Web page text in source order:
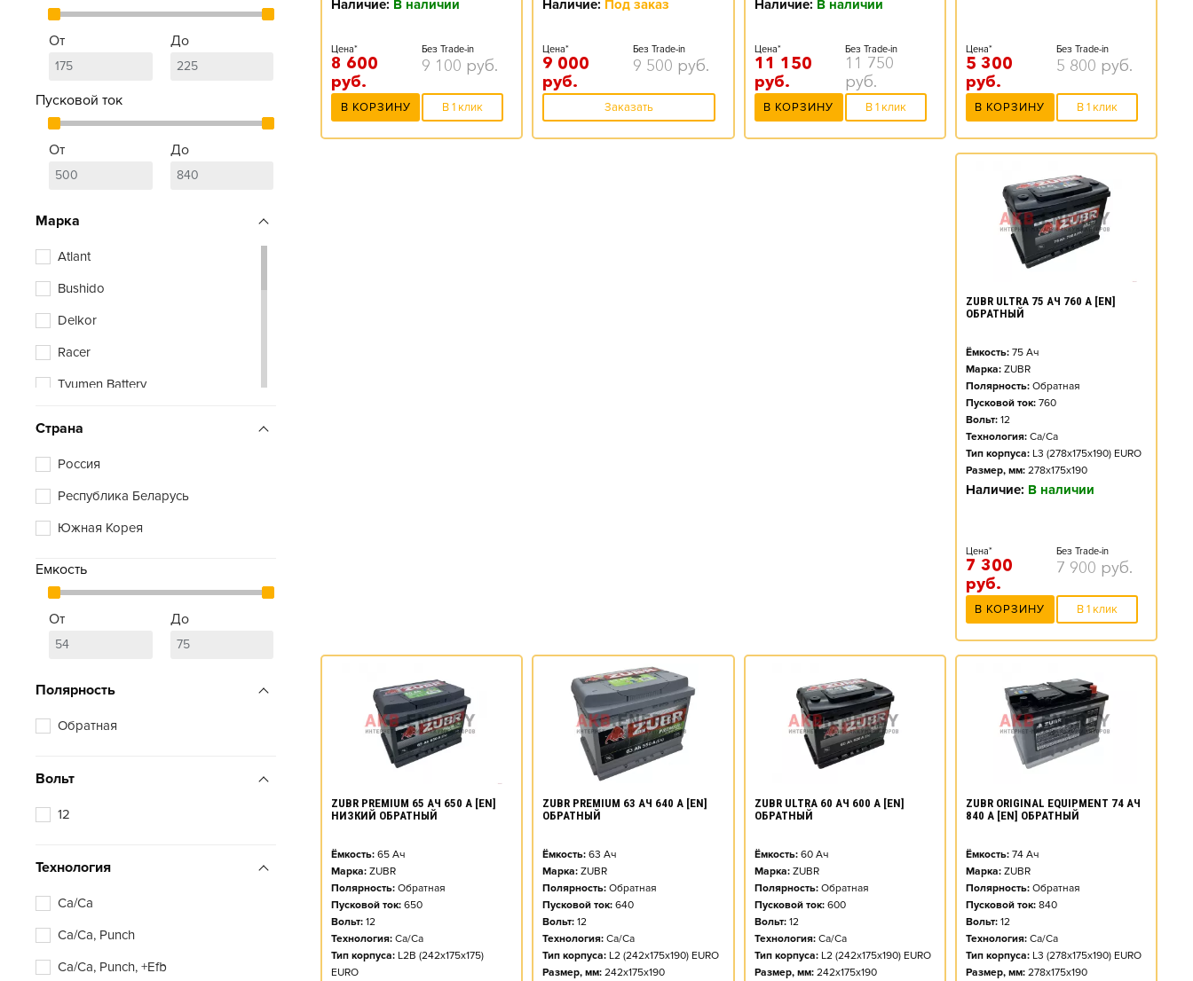
От До
Пусковой ток
От До
Марка
Atlant
Bushido
Delkor
Racer
Tyumen Battery
Страна
Россия
Республика Беларусь
Южная Корея
Емкость
От До
Полярность
Обратная
Вольт
12
Технология
Ca/Ca
Ca/Ca, Punch
Ca/Ca, Punch, +Efb
Наличие: В наличии
Цена*
8 600
руб.
Без Trade-in
9 100 руб.
В КОРЗИНУ В 1 клик
Наличие: Под заказ
Цена*
9 000
руб.
Без Trade-in
9 500 руб.
Заказать
Наличие: В наличии
Цена*
11 150
руб.
Без Trade-in
11 750
руб.
В КОРЗИНУ В 1 клик
Цена*
5 300
руб.
Без Trade-in
5 800 руб.
В КОРЗИНУ В 1 клик
ZUBR ULTRA 75 АЧ 760 А [EN]
ОБРАТНЫЙ
Ёмкость: 75Ач
Марка: ZUBR
Полярность: Обратная
Пусковой ток: 760
Вольт: 12
Технология: Ca/Ca
Тип корпуса: L3 (278x175x190) EURO
Размер, мм: 278x175x190
Наличие: В наличии
Цена*
7 300
руб.
Без Trade-in
7 900 руб.
В КОРЗИНУ В 1 клик
ZUBR PREMIUM 65 АЧ 650 А [EN]
НИЗКИЙ ОБРАТНЫЙ
Ёмкость: 65 Ач
Марка: ZUBR
Полярность: Обратная
Пусковой ток: 650
Вольт: 12
Технология: Ca/Ca
Тип корпуса: L2B (242x175x175)
EURO
ZUBR PREMIUM 63 АЧ 640 А [EN]
ОБРАТНЫЙ
Ёмкость: 63 Ач
Марка: ZUBR
Полярность: Обратная
Пусковой ток: 640
Вольт: 12
Технология: Ca/Ca
Тип корпуса: L2 (242x175x190) EURO
Размер, мм: 242x175x190
ZUBR ULTRA 60 АЧ 600 А [EN]
ОБРАТНЫЙ
Ёмкость: 60Ач
Марка: ZUBR
Полярность: Обратная
Пусковой ток: 600
Вольт: 12
Технология: Ca/Ca
Тип корпуса: L2 (242x175x190) EURO
Размер, мм: 242x175x190
ZUBR ORIGINAL EQUIPMENT 74 АЧ
840 А [EN] ОБРАТНЫЙ
Ёмкость: 74Ач
Марка: ZUBR
Полярность: Обратная
Пусковой ток: 840
Вольт: 12
Технология: Ca/Ca
Тип корпуса: L3 (278x175x190) EURO
Размер, мм: 278x175x190